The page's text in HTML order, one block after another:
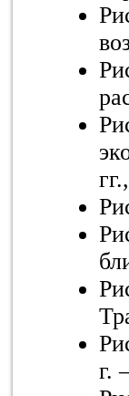
г.